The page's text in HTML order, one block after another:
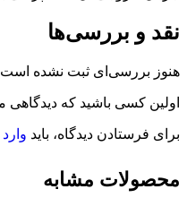
نقد و بررسی‌ها
هنوز بررسی‌ای ثبت نشده
اولین کسی باشید که
برای فرستادن دیدگاه، باید
محصولات مشابه